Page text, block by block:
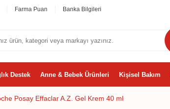
Farma Puan Banka Bilgileri
Destek Anne & Bebek Ürünleri Kişisel Bakım
Posay Effaclar A.Z. Gel Krem 40 ml